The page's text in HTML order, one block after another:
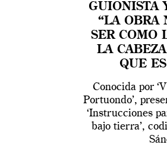
GUIONISTA
“LA OBRA
SER COMO
LA
QUE
Conocida por
Portuondo’,
‘Instrucciones
bajo tierra’,